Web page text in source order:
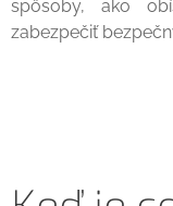
spôsoby, ako
zabezpečiť